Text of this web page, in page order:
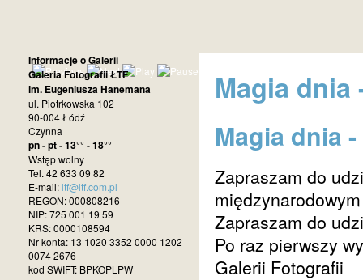
Magia dnia
Magia dnia
Zapraszam do
Zapraszam do
Po raz pierwszy
Galerii Fotografii
Informacje o Galerii
Galeria Fotografii ŁTF
im. Eugeniusza Hanemana
ul. Piotrkowska 102
90-004 Łódź
Czynna
pn - pt - 13°° - 18°°
Wstęp wolny
Tel. 42 633 09 82
E-mail:ltf@ltf.com.pl
REGON: 000808216
NIP: 725 001 19 59
KRS: 0000108594
Nr konta: 13 1020 3352 0000 1202
0074 2676
kod SWIFT: BPKOPLPW